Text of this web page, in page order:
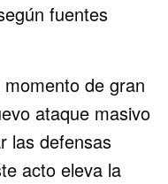
fuentes
de gran
ataque masivo
las defensas
acto eleva la